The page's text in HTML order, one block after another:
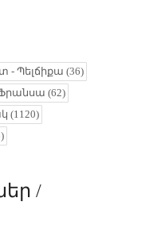
- Պելճիքա (36)
(62)
(1120)
/